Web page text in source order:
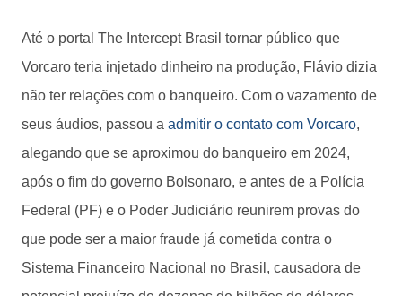
Até o portal The Intercept Brasil tornar público que
Vorcaro teria injetado dinheiro na produção, Flávio dizia
não ter relações com o banqueiro. Com o vazamento de
seus áudios, passou a admitir o contato com Vorcaro,
alegando que se aproximou do banqueiro em 2024,
após o fim do governo Bolsonaro, e antes de a Polícia
Federal (PF) e o Poder Judiciário reunirem provas do
que pode ser a maior fraude já cometida contra o
Sistema Financeiro Nacional no Brasil, causadora de